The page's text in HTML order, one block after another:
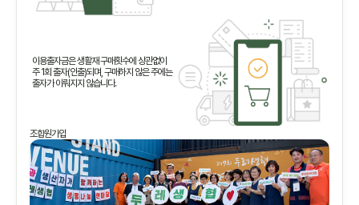
이용출자금은 생활재 구매횟수에 상관없이
주 1회 출자(인출)되며, 구매하지 않은 주에는
출자가 이뤄지지 않습니다.
조합원가입